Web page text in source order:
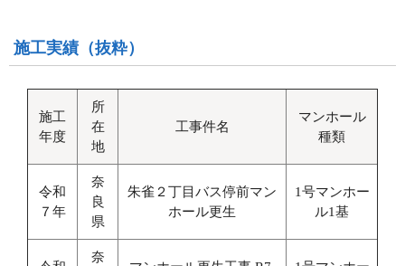
施工実績（抜粋）
施工
年度
所
在
地
工事件名
マンホール
種類
令和
７年
奈
良
県
朱雀２丁目バス停前マン
ホール更生
1号マンホー
ル1基
奈